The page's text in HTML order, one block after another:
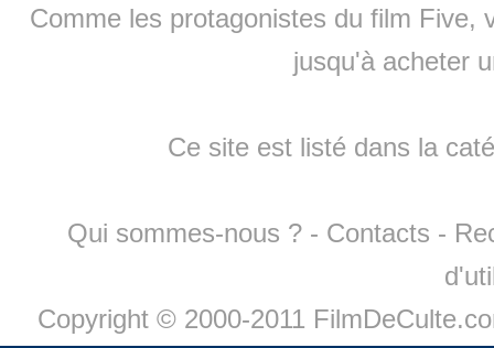
Comme les protagonistes du film Five,
jusqu'à acheter
Ce site est listé dans la
Qui sommes-nous ? - Contacts -
Copyright © 2000-2011